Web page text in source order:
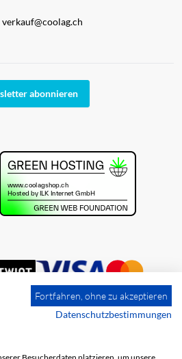
verkauf@coolag.ch
abonnieren
Fortfahren, ohne zu akzeptieren
Datenschutzbestimmungen